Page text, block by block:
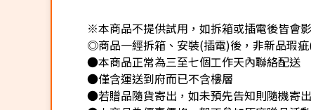
※本商品不提供試用，如拆箱或插電後皆會
◎商品一經拆箱、安裝(插電)後，非新品瑕
●本商品正常為三至七個工作天內聯絡配送
●僅含運送到府而已不含樓層
●若贈品隨貨寄出，如未預先告知則隨機寄